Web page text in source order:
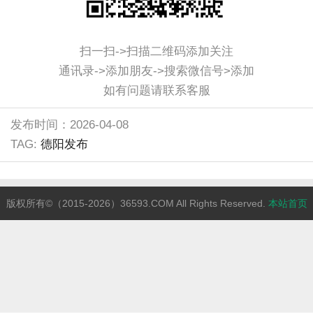
扫一扫->扫描二维码添加关注
通讯录->添加朋友->搜索微信号>添加
如有问题请联系客服
发布时间：2026-04-08
TAG: 德阳发布
版权所有©（2015-2026）36593.COM All Rights Reserved. 本站首页